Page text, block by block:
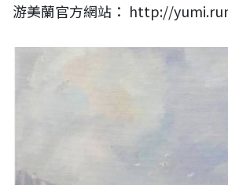
游美蘭官方網站： http://